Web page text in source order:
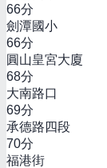
66分
劍潭國小
66分
圓山皇宮大廈
68分
大南路口
69分
承德路四段
70分
福港街